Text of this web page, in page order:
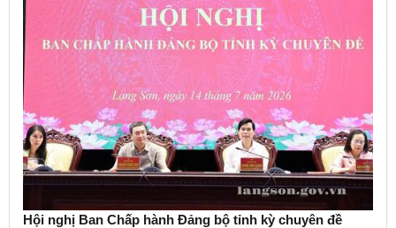
Hội nghị Ban Chấp hành Đảng bộ tỉnh kỳ chuyên đề